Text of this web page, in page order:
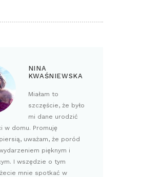
NINA
KWAŚNIEWSKA
Miałam to
szczęście, że było
mi dane urodzić
w domu. Promuję
uważam, że poród
pięknym i
I wszędzie o tym
mnie spotkać w